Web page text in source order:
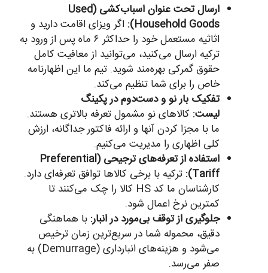
ارسال تحت عنوان اسباب‌کشی (Used
Household Goods):
اگر ویزای اقامت دارید و
اثاثیه مستعمل خود را حداکثر ۶ ماه پس از ورود به
ترکیه ارسال می‌کنید، می‌توانید از معافیت کامل
حقوق گمرکی بهره‌مند شوید. تیم ما این اظهارنامه
خاص را برای شما تنظیم می‌کند.
تفکیک بار نو و دست‌دوم در پکینگ
لیست: کالاهای نو مشمول تعرفه بالاتری هستند.
ما با مجزا کردن آنها و ارائه فاکتور جداگانه، ارزش
کلی اظهاری را مدیریت می‌کنیم.
استفاده از تعرفه‌های ترجیحی (Preferential
Tariff):
ترکیه با برخی کالاها توافق تعرفه‌ای دارد.
کارشناسان ما کد HS کالا را چک می‌کنند تا
کمترین نرخ اعمال شود.
جلوگیری از توقف بی‌مورد در انبار: با هماهنگی
دقیق، محموله شما در سریع‌ترین زمان ترخیص
می‌شود و هزینه‌های انبارداری (Demurrage) به
صفر می‌رسد.